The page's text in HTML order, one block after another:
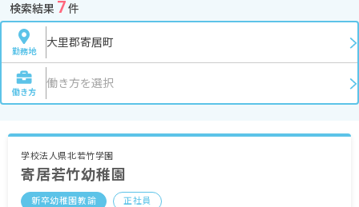
検索結果 7件
勤務地
大里郡寄居町
働き方
働き方を選択
学校法人県北若竹学園
寄居若竹幼稚園
新卒幼稚園教諭 正社員